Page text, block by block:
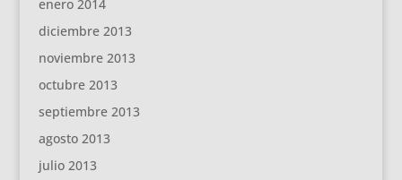
enero 2014
diciembre 2013
noviembre 2013
octubre 2013
septiembre 2013
agosto 2013
julio 2013